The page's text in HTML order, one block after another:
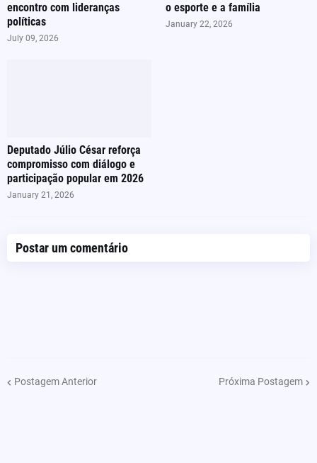
encontro com lideranças
políticas
July 09, 2026
o esporte e a família
January 22, 2026
Deputado Júlio César reforça
compromisso com diálogo e
participação popular em 2026
January 21, 2026
Postar um comentário
Postagem Anterior Próxima Postagem